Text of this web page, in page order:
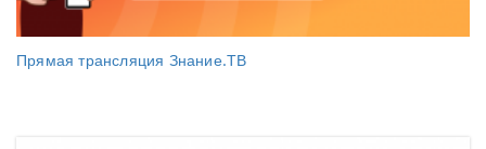
Прямая трансляция Знание.ТВ